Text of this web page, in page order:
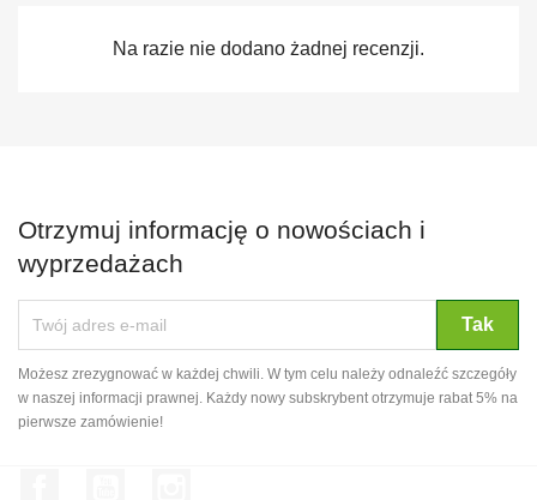
Na razie nie dodano żadnej recenzji.
Otrzymuj informację o nowościach i
wyprzedażach
Możesz zrezygnować w każdej chwili. W tym celu należy odnaleźć szczegóły
w naszej informacji prawnej. Każdy nowy subskrybent otrzymuje rabat 5% na
pierwsze zamówienie!